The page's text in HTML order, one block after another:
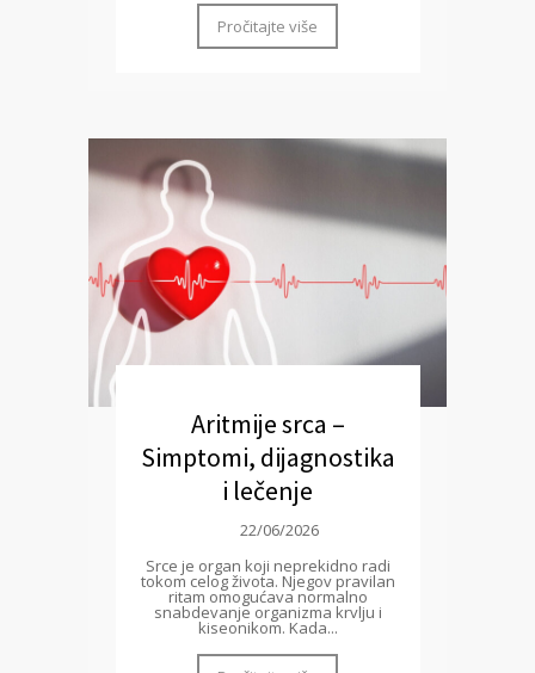
Pročitajte više
Aritmije srca –
Simptomi, dijagnostika
i lečenje
22/06/2026
Srce je organ koji neprekidno radi
tokom celog života. Njegov pravilan
ritam omogućava normalno
snabdevanje organizma krvlju i
kiseonikom. Kada...